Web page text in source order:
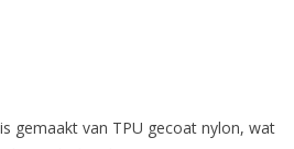
gemaakt van TPU gecoat nylon, wat